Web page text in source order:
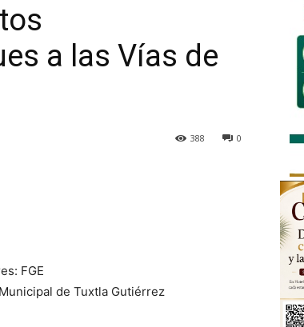
a las Vías de
0
388
FGE
de Tuxtla Gutiérrez